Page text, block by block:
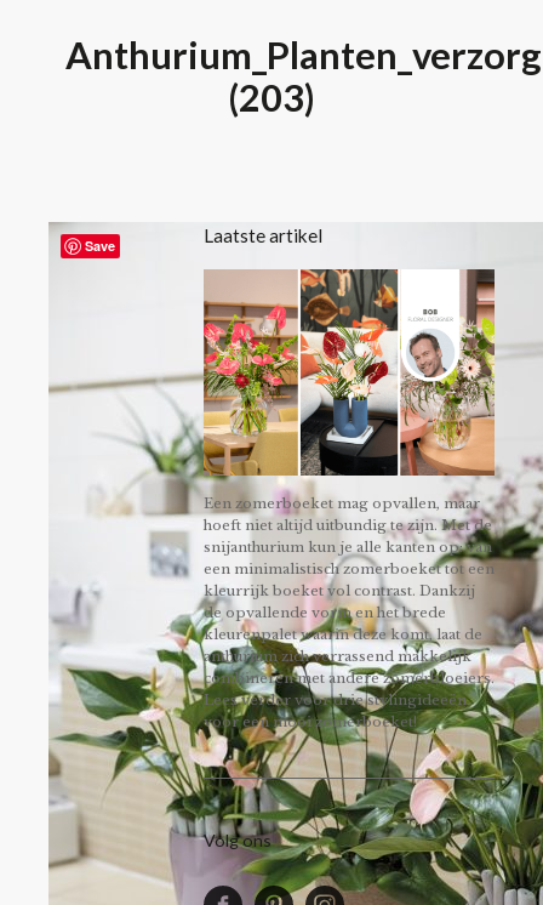
(203)
Laatste artikel
Een zomerboeket mag opvallen, maar
hoeft niet altijd uitbundig te zijn. Met de
snijanthurium kun je alle kanten op: van
een minimalistisch zomerboeket tot een
kleurrijk boeket vol contrast. Dankzij
de opvallende vorm en het brede
kleurenpalet waarin deze komt, laat de
anthurium zich verrassend makkelijk
combineren met andere zomerbloeiers.
Lees verder voor drie stylingideeën
voor een mooi zomerboeket!
Volg ons
Save